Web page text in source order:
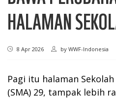
HALAMAN
8 Apr 2026 by WWF-Indonesia
Pagi itu halaman
(SMA) 29, tampak lebih